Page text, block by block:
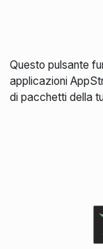
Questo pulsante
applicazioni
di pacchetti della